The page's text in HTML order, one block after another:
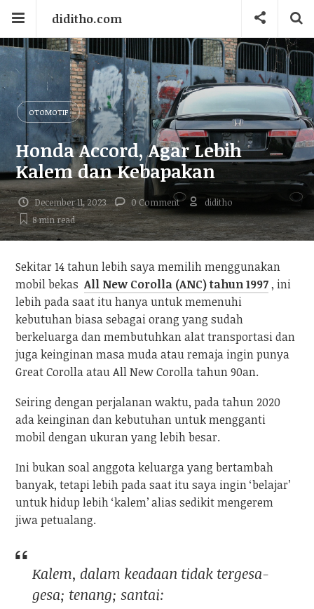
diditho.com
OTOMOTIF
Honda Accord, Agar Lebih
Kalem dan Kebapakan
December 11, 2023 0 Comment
diditho
8 minread
Sekitar 14 tahun lebih saya memilih menggunakan
mobil bekas All New Corolla (ANC) tahun 1997 , ini
lebih pada saat itu hanya untuk memenuhi
kebutuhan biasa sebagai orang yang sudah
berkeluarga dan membutuhkan alat transportasi dan
juga keinginan masa muda atau remaja ingin punya
Great Corolla atau All New Corolla tahun 90an.
Seiring dengan perjalanan waktu, pada tahun 2020
ada keinginan dan kebutuhan untuk mengganti
mobil dengan ukuran yang lebih besar.
Ini bukan soal anggota keluarga yang bertambah
banyak, tetapi lebih pada saat itu saya ingin ‘belajar’
untuk hidup lebih ‘kalem’ alias sedikit mengerem
jiwa petualang.
Kalem, dalam keadaan tidak tergesa-
gesa; tenang; santai: